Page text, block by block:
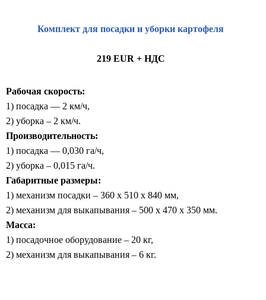
Комплект для посадки и уборки картофеля
219 EUR + НДС
Рабочая скорость:
1) посадка — 2 км/ч,
2) уборка – 2 км/ч.
Производительность:
1) посадка — 0,030 га/ч,
2) уборка – 0,015 га/ч.
Габаритные размеры:
1) механизм посадки – 360 x 510 x 840 мм,
2) механизм для выкапывания – 500 x 470 x 350 мм.
Масса:
1) посадочное оборудование – 20 кг,
2) механизм для выкапывания – 6 кг.